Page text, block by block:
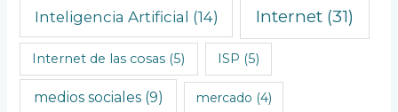
Inteligencia Artificial (14) Internet (31)
Internet de las cosas (5) ISP (5)
medios sociales(9) mercado (4)